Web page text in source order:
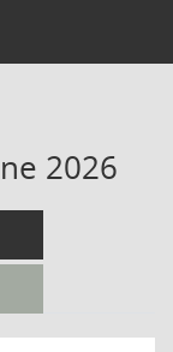
2026